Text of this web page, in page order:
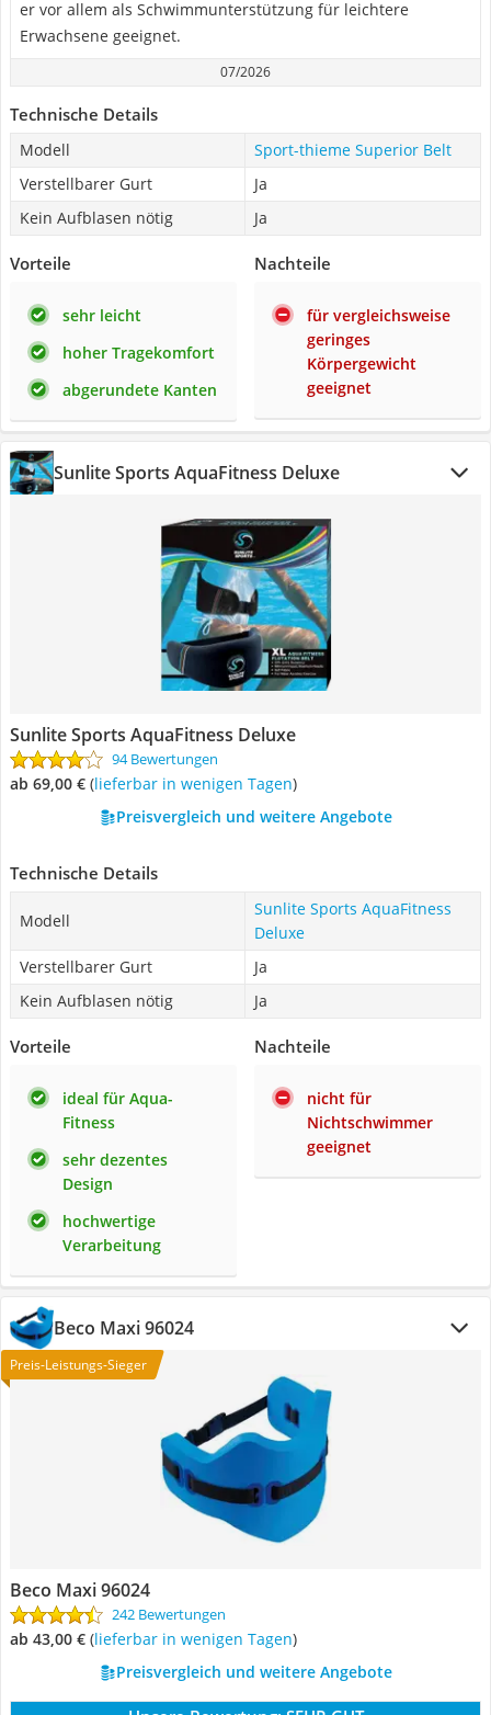
er vor allem als Schwimmunterstützung für leichtere
Erwachsene geeignet.
07/2026
Technische Details
Modell
Sport-thieme Superior Belt
Verstellbarer Gurt
Ja
Kein Aufblasen nötig
Ja
Vorteile
sehr leicht
hoher Tragekomfort
abgerundete Kanten
Nachteile
für vergleichsweise
geringes
Körpergewicht
geeignet
Sunlite Sports AquaFitness Deluxe
Sunlite Sports AquaFitness Deluxe
94 Bewertungen
ab 69,00 € ( Lieferbar in wenigen Tagen)
Preisvergleich und weitere Angebote
Technische Details
Modell
Sunlite Sports AquaFitness
Deluxe
Verstellbarer Gurt
Ja
Kein Aufblasen nötig
Ja
Vorteile
ideal für Aqua-
Fitness
sehr dezentes
Design
hochwertige
Verarbeitung
Nachteile
nicht für
Nichtschwimmer
geeignet
Beco Maxi 96024
Preis-Leistungs-Sieger
Beco Maxi 96024
242 Bewertungen
ab 43,00 € ( Lieferbar in wenigen Tagen)
Preisvergleich und weitere Angebote